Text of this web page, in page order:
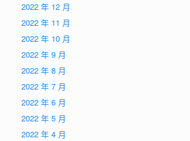
2022 年 12 月
2022 年 11 月
2022 年 10 月
2022 年 9 月
2022 年 8 月
2022 年 7 月
2022 年 6 月
2022 年 5 月
2022 年 4 月